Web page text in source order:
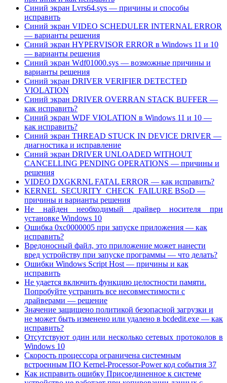
Синий экран Lvrs64.sys — причины и способы
исправить
Синий экран VIDEO SCHEDULER INTERNAL ERROR
— варианты решения
Синий экран HYPERVISOR ERROR в Windows 11 и 10
— варианты решения
Синий экран Wdf01000.sys — возможные причины и
варианты решения
Синий экран DRIVER VERIFIER DETECTED
VIOLATION
Синий экран DRIVER OVERRAN STACK BUFFER —
как исправить?
Синий экран WDF VIOLATION в Windows 11 и 10 —
как исправить?
Синий экран THREAD STUCK IN DEVICE DRIVER —
диагностика и исправление
Синий экран DRIVER UNLOADED WITHOUT
CANCELLING PENDING OPERATIONS — причины и
решения
VIDEO DXGKRNL FATAL ERROR — как исправить?
KERNEL_SECURITY_CHECK_FAILURE BSoD —
причины и варианты решения
Не найден необходимый драйвер носителя при
установке Windows 10
Ошибка 0xc0000005 при запуске приложения — как
исправить?
Вредоносный файл, это приложение может нанести
вред устройству при запуске программы — что делать?
Ошибки Windows Script Host — причины и как
исправить
Не удается включить функцию целостности памяти.
Попробуйте устранить все несовместимости с
драйверами — решение
Значение защищено политикой безопасной загрузки и
не может быть изменено или удалено в bcdedit.exe — как
исправить?
Отсутствуют один или несколько сетевых протоколов в
Windows 10
Скорость процессора ограничена системным
встроенным ПО Kernel-Processor-Power код события 37
Как исправить ошибку Присоединенное к системе